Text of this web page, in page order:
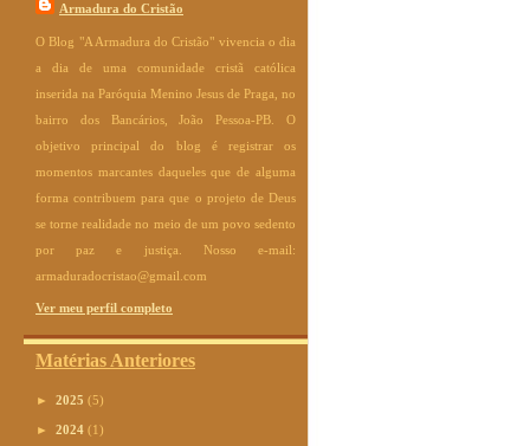
Armadura do Cristão
O Blog "A Armadura do Cristão" vivencia o dia
a dia de uma comunidade cristã católica
inserida na Paróquia Menino Jesus de Praga, no
bairro dos Bancários, João Pessoa-PB. O
objetivo principal do blog é registrar os
momentos marcantes daqueles que de alguma
forma contribuem para que o projeto de Deus
se torne realidade no meio de um povo sedento
por paz e justiça. Nosso e-mail:
armaduradocristao@gmail.com
Ver meu perfil completo
Matérias Anteriores
► 2025 (5)
► 2024 (1)